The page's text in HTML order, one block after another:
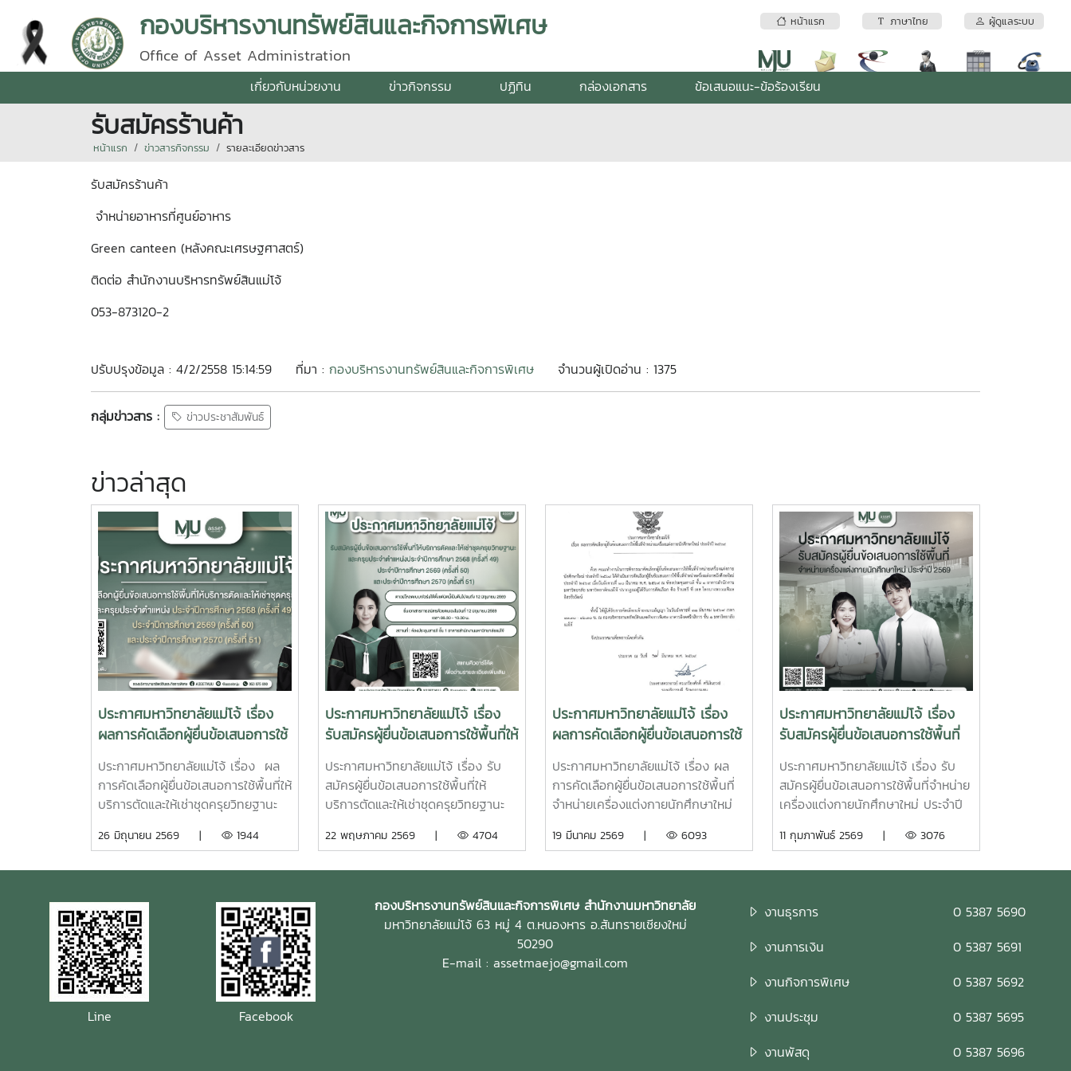
หน้าแรก ภาษาไทย ผู้ดูแลระบบ
กองบริหารงานทรัพย์สินและกิจการพิเศษ
Office of Asset Administration
เกี่ยวกับหน่วยงาน ข่าวกิจกรรม ปฏิทิน กล่องเอกสาร ข้อเสนอแนะ-ข้อร้องเรียน
รับสมัครร้านค้า
หน้าแรก ข่าวสารกิจกรรม รายละเอียดข่าวสาร
รับสมัครร้านค้า
จำหน่ายอาหารที่ศูนย์อาหาร
Green canteen (หลังคณะเศรษฐศาสตร์)
ติดต่อ สำนักงานบริหารทรัพย์สินแม่โจ้
053-873120-2
ปรับปรุงข้อมูล : 4/2/2558 15:14:59 ที่มา : กองบริหารงานทรัพย์สินและกิจการพิเศษ จำนวนผู้เปิดอ่าน : 1375
กลุ่มข่าวสาร : ข่าวประชาสัมพันธ์
ข่าวล่าสุด
ประกาศมหาวิทยาลัยแม่โจ้ เรื่อง
ผลการคัดเลือกผู้ยื่นข้อเสนอการใช้
พื้นที่ให้บริการตัดและให้เช่าชุดครุย
วิทยฐานะและครุยประจำตำแหน่ง
ประจำปีการศึกษา 2568 (ครั้งที่
49) ประจำปีการศึกษา 2569 (ครั้ง
ที่ 50) และประจำปีการศึกษา
ประกาศมหาวิทยาลัยแม่โจ้ เรื่อง ผล
การคัดเลือกผู้ยื่นข้อเสนอการใช้พื้นที่ให้
บริการตัดและให้เช่าชุดครุยวิทยฐานะ
ศึกษา 2568 (ครั้งที่ 49) ประจำปีการ
26 มิถุนายน 2569 | 1944
ประกาศมหาวิทยาลัยแม่โจ้ เรื่อง
รับสมัครผู้ยื่นข้อเสนอการใช้พื้นที่ให้
บริการตัดและให้เช่าชุดครุย
วิทยฐานะ และครุยประจำตำแหน่ง
ประจำปีการศึกษา 2568 (ครั้งที่
49) ประจำปีการศึกษา 2569 (ครั้ง
ที่ 50) และประจำปีการศึกษา
ประกาศมหาวิทยาลัยแม่โจ้ เรื่อง รับ
สมัครผู้ยื่นข้อเสนอการใช้พื้นที่ให้
บริการตัดและให้เช่าชุดครุยวิทยฐานะ
ศึกษา 2568 (ครั้งที่ 49) ประจำปีการ
แถบสีครุยวิทยฐานะ และสีประจำคณะ
วิทยาลัย ของมหาวิทยาลัยแม่โจ้
22 พฤษภาคม 2569 | 4704
ประกาศมหาวิทยาลัยแม่โจ้ เรื่อง
ผลการคัดเลือกผู้ยื่นข้อเสนอการใช้
พื้นที่จำหน่ายเครื่องแต่งกาย
นักศึกษาใหม่ ประจำปี 2569
ประกาศมหาวิทยาลัยแม่โจ้ เรื่อง ผล
การคัดเลือกผู้ยื่นข้อเสนอการใช้พื้นที่
จำหน่ายเครื่องแต่งกายนักศึกษาใหม่
19 มีนาคม 2569 | 6093
ประกาศมหาวิทยาลัยแม่โจ้ เรื่อง
รับสมัครผู้ยื่นข้อเสนอการใช้พื้นที่
จำหน่ายเครื่องแต่งกายนักศึกษา
ใหม่ ประจำปี 2569
ประกาศมหาวิทยาลัยแม่โจ้ เรื่อง รับ
สมัครผู้ยื่นข้อเสนอการใช้พื้นที่จำหน่าย
เครื่องแต่งกายนักศึกษาใหม่ ประจำปี
การใช้พื้นที่จำหน่ายเครื่องแต่งกาย
ใหม่ ประจำปี 2569 ในระหว่างวันที่ 20
มิถุนายน – 1 กรกฎาคม 2569 หรือ
ภายในช่วงเวลาที่มหาวิทยาลัยกำหนด
ให้แก่นักศึกษามหาวิทยาลัยแม่โจ้ ผู้
สามารถรับแบบฟอร์มใบสมัครได้ที่
พิเศษ อาคารอิงคศรีกสิการ ชั้น 1
11 กุมภาพันธ์ 2569 | 3076
Line Facebook
กองบริหารงานทรัพย์สินและกิจการพิเศษ สำนักงานมหาวิทยาลัย
มหาวิทยาลัยแม่โจ้ 63 หมู่ 4 ต.หนองหาร อ.สันทรายเชียงใหม่
50290
E-mail : assetmaejo@gmail.com
งานธุรการ
0 5387 5690
งานการเงิน
0 5387 5691
งานกิจการพิเศษ
0 5387 5692
งานประชุม
0 5387 5695
งานพัสดุ
0 5387 5696